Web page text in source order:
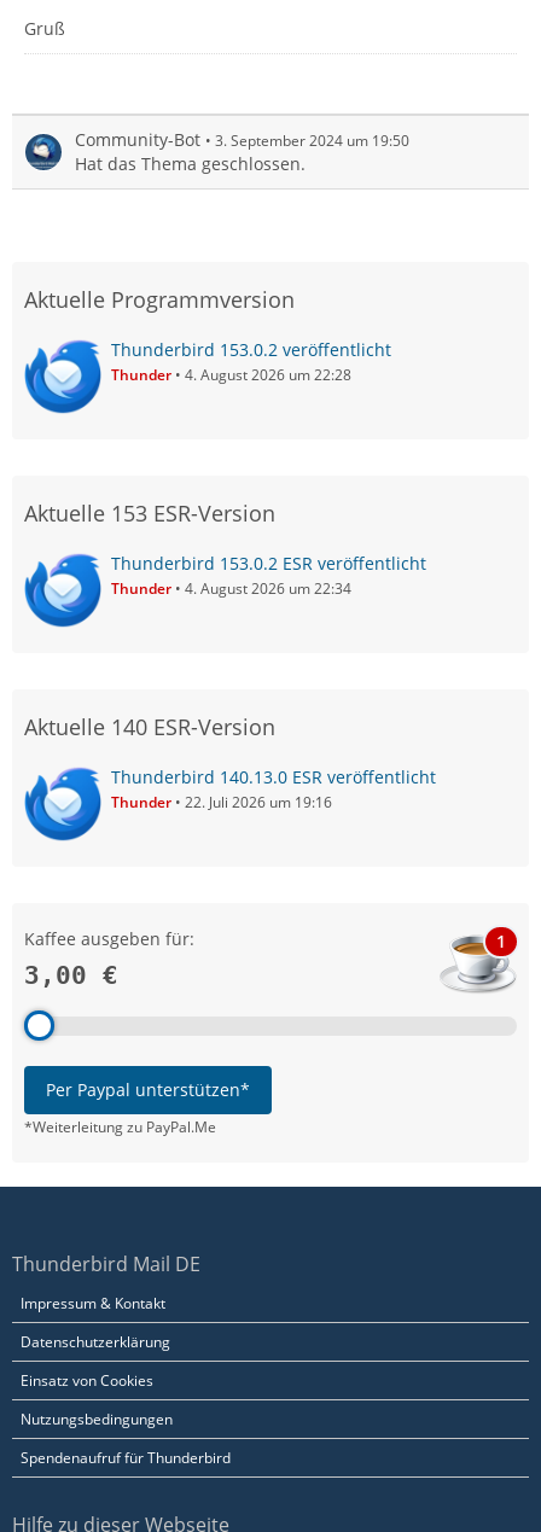
Gruß
Community-Bot 3. September 2024 um 19:50
Hat das Thema geschlossen.
Aktuelle Programmversion
Thunderbird 153.0.2 veröffentlicht
Thunder 4. August 2026 um 22:28
Aktuelle 153 ESR-Version
Thunderbird 153.0.2 ESR veröffentlicht
Thunder 4. August 2026 um 22:34
Aktuelle 140 ESR-Version
Thunderbird 140.13.0 ESR veröffentlicht
Thunder 22. Juli 2026 um 19:16
Kaffee ausgeben für:
3,00 €
1
Per Paypal unterstützen*
*Weiterleitung zu PayPal.Me
Thunderbird Mail DE
Impressum & Kontakt
Datenschutzerklärung
Einsatz von Cookies
Nutzungsbedingungen
Spendenaufruf für Thunderbird
Hilfe zu dieser Webseite